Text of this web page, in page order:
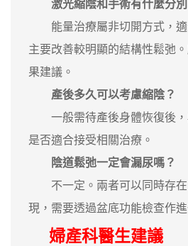
激光縮陰和手術有什麼分別
能量治療屬非切開方式，適
主要改善較明顯的結構性鬆弛
果建議。
產後多久可以考慮縮陰？
一般需待產後身體恢復後，
是否適合接受相關治療。
陰道鬆弛一定會漏尿嗎？
不一定。兩者可以同時存在
現，需要透過盆底功能檢查作進
婦產科醫生建議